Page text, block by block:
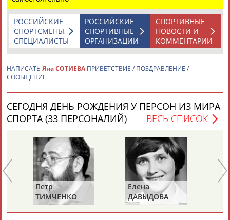
Каримжан
АБДРАХМАНОВ
Аделя
АБДРАХМАНОВА
Андрей
АБДУВАЛИЕВ
Герман
АБДУЛАЕВ
СПОРТИВНЫЕ
НОВОСТИ И
КОММЕНТАРИИ
РОССИЙСКИЕ
СПОРТИВНЫЕ
ОРГАНИЗАЦИИ
РОССИЙСКИЕ
СПОРТСМЕНЫ,
СПЕЦИАЛИСТЫ
НАПИСАТЬ Яна СОТИЕВА ПРИВЕТСТВИЕ / ПОЗДРАВЛЕНИЕ /
СООБЩЕНИЕ
СЕГОДНЯ ДЕНЬ РОЖДЕНИЯ У ПЕРСОН ИЗ МИРА
СПОРТА (33 ПЕРСОНАЛИЙ)
ВЕСЬ СПИСОК
Петр
ТИМЧЕНКО
Елена
ДАВЫДОВА